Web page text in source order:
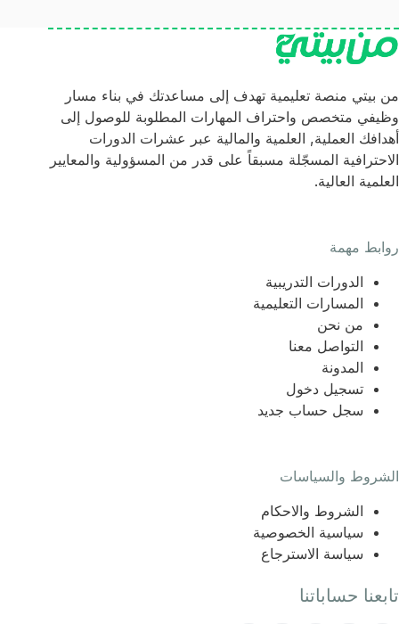
من بيتي منصة تعليمية تهدف إلى مساعدتك في بناء مسار
وظيفي متخصص واحتراف المهارات المطلوبة للوصول إلى
أهدافك العملية, العلمية والمالية عبر عشرات الدورات
الاحترافية المسجّلة مسبقاً على قدر من المسؤولية والمعايير
العلمية العالية.
روابط مهمة
الدورات التدريبية
المسارات التعليمية
من نحن
التواصل معنا
المدونة
تسجيل دخول
سجل حساب جديد
الشروط والسياسات
الشروط والاحكام
سياسية الخصوصية
سياسة الاسترجاع
تابعنا حساباتنا